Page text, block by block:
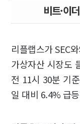
비트·이
리플랩스가 SEC
가상자산 시장도
전 11시 30분 기
일 대비 6.4% 급